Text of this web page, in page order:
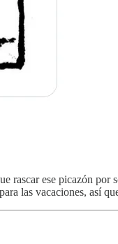
ese picazón
las vacaciones, así